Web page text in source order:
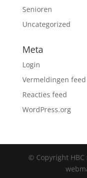
Senioren
Uncategorized
Meta
Login
Vermeldingen feed
Reacties feed
WordPress.org
© Copyright HBC